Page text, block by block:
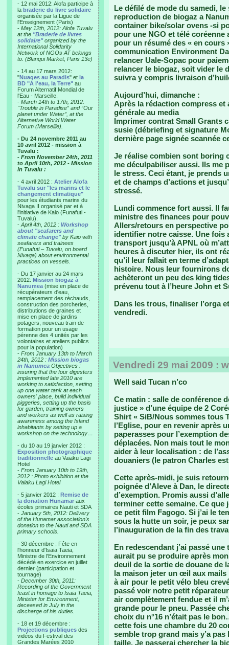
- 12 mai 2012: Alofa participe à
la braderie du livre solidaire
organisée par la Ligue de
l'Enseignement (Paris)
- May 12th, 2012: Alofa Tuvalu
at the "Braderie de livres
solidaire"organized by the
International Solidarity
Network of NGOs AT belongs
to. (Blanqui Market, Paris 13e)
- 14 au 17 mars 2012:
"Nuages au Paradis" et la
BD "A l'eau, la Terre" au
Forum Alternatif Mondial de
l'Eau - Marseille.
- March 14th to 17th, 2012:
"Trouble in Paradise” and “Our
planet under Water”, at the
Alternative World Water
Forum (Marseille).
- Du 24 novembre 2011 au
10 avril 2012 - mission à
Tuvalu :
- From November 24th, 2011
to April 10th, 2012 - Mission
in Tuvalu :
- 4 avril 2012 : Atelier Alofa
Tuvalu sur "les marins et le
changement climatique"
pour les étudiants marins du
Nivaga II organisé par et à
l'initiative de Kaio (Funafuti -
Tuvalu).
- April 4th, 2012 : Workshop
about "seafarers and
climate change"by Kaio with
seafarers and trainees
(Funafuti – Tuvalu, on board
Nivaga) about environmental
practices on vessels.
- Du 17 janvier au 24 mars
2012: Mission biogaz à
Nanumea (mise en place de
récupérateurs d'eau,
remplacement des réchauds,
construction des porcheries,
distributions de graines et
mise en place de jardins
potagers, nouveau train de
formation pour un usage
pérenne des 4 unités par les
volontaires et ateliers publics
pour la population)
- From January 13th to March
24th, 2012 : Mission biogas
in Nanumea Objectives :
insuring that the four digesters
implemented late 2010 are
working to satisfaction, setting
up one water tank at each
owners' place, build individual
piggeries, setting up the basis
for garden, training owners
and workers as well as raising
awareness among the Island
inhabitants by setting up a
workshop on the technology…
- du 10 au 19 janvier 2012 :
Exposition photographique
traditionnelle au Vaiaku Lagi
Hotel
- From January 10th to 19th,
2012 : Photo exhibition at the
Vaiaku Lagi Hotel
- 5 janvier 2012 : Remise de
la donation Hunamar aux
écoles primaires Nauti et SDA
- January 5th, 2012: Delivery
of the Hunamar association's
donation to the Nauti and SDA
primary schools.
- 30 décembre : Fête en
l'honneur d'Isaia Taeia,
Ministre de l'Environnement
décédé en exercice en juillet
dernier (participation et
tournage)
- December 30th, 2011:
Recording of the Government
feast in homage to Isaia Taeia,
Minister for Environment,
deceased in July in the
discharge of his duties.
- 18 et 19 décembre :
Projections publiques des
vidéos du Festival des
Grandes Marées 2010
Le défilé de mode du samedi,
reproduction de biogaz a
container bike/solar ovens -si
pour une NGO et télé
pour un résumé des « en cours
communication Environment
relancer Uale-Sopac pour
relancer le biogaz, soit vider le
suivra y compris livraison
Aujourd’hui, dimanche :
Après la rédaction compress et
générale au media
Imprimer contrat Small Grants
susie (débriefing et signature
dernière page signée scannée
Je réalise combien sont boring
me déculpabiliser aussi. Ils me
le stress. Ceci étant, je prends
et de champs d’actions et
stressé.
Lundi commence fort aussi. Il
ministre des finances pour
Allers/retours en perspective
identifier notre caisse. Une fois
transport jusqu’à APNL où
heures à discuter hier, ils ont
qu’il leur fallait en terme
histoire. Nous leur fournirons
achèteront un peu des king
prévenu tout à l’heure John et
Dans les trous, finaliser l’orga
vendredi.
Vendredi 29 mai 2009 :
Well said Tucan n’co
Ce matin : salle de conférence
justice » d’une équipe de 2
Shirt « SiB/Nous sommes tous
l’Eglise, pour en revenir après
paperasses pour l’exemption
déplacées. Non mais tout le
aider à leur localisation : de
douaniers (le patron Charles
Cette après-midi, je suis
poignée d’Aleve à Dan, le
d’exemption. Promis aussi
terminer cette semaine. Ce que
ce petit film Fagogo. Si j’ai le
sous la hutte un soir, je peux
l’inauguration de la fin des
En redescendant j’ai passé
aurait pu se produire après
deuil de la sortie de douane de
la maison jeter un œil aux mails
à air pour le petit vélo bleu
passé voir notre petit
air complètement fendue et il
grande pour le pneu. Passée
choix du n°16 n’était pas le
cette fois une chambre du 20
semble trop grand mais y’a
taille. Je passerai chercher la